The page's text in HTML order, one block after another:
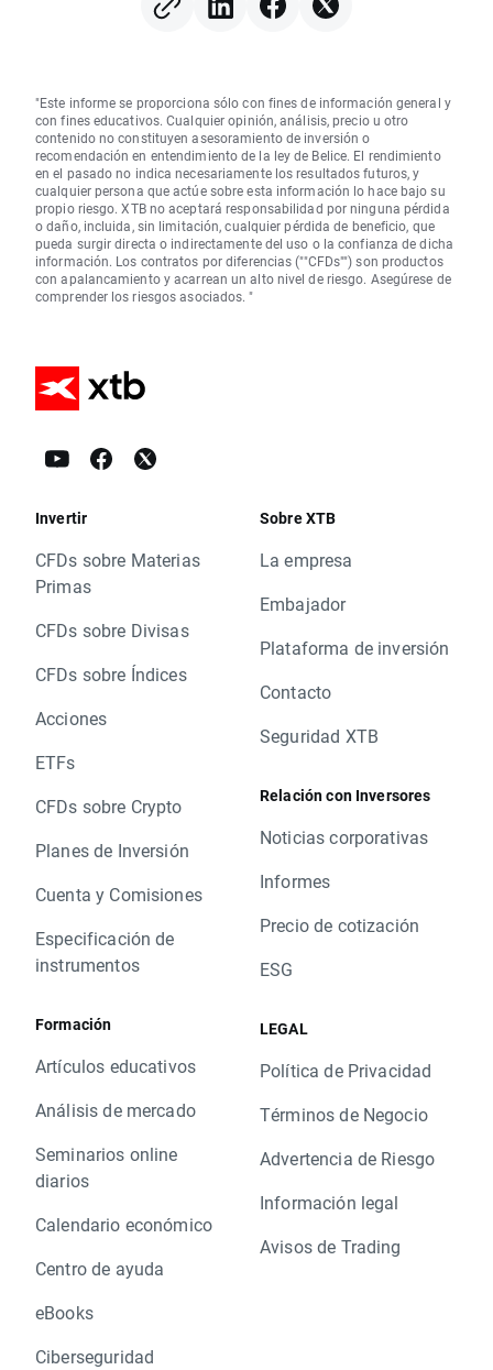
"Este informe se proporciona sólo con fines de información general y
con fines educativos. Cualquier opinión, análisis, precio u otro
contenido no constituyen asesoramiento de inversión o
recomendación en entendimiento de la ley de Belice. El rendimiento
en el pasado no indica necesariamente los resultados futuros, y
cualquier persona que actúe sobre esta información lo hace bajo su
propio riesgo. XTB no aceptará responsabilidad por ninguna pérdida
o daño, incluida, sin limitación, cualquier pérdida de beneficio, que
pueda surgir directa o indirectamente del uso o la confianza de dicha
información. Los contratos por diferencias (""CFDs"") son productos
con apalancamiento y acarrean un alto nivel de riesgo. Asegúrese de
comprender los riesgos asociados. "
Invertir
CFDs sobre Materias
Primas
CFDs sobre Divisas
CFDs sobre Índices
Acciones
ETFs
CFDs sobre Crypto
Planes de Inversión
Cuenta y Comisiones
Especificación de
instrumentos
Formación
Artículos educativos
Análisis de mercado
Seminarios online
diarios
Calendario económico
Centro de ayuda
eBooks
Ciberseguridad
Sobre XTB
La empresa
Embajador
Plataforma de inversión
Contacto
Seguridad XTB
Relación con Inversores
Noticias corporativas
Informes
Precio de cotización
ESG
LEGAL
Política de Privacidad
Términos de Negocio
Advertencia de Riesgo
Información legal
Avisos de Trading